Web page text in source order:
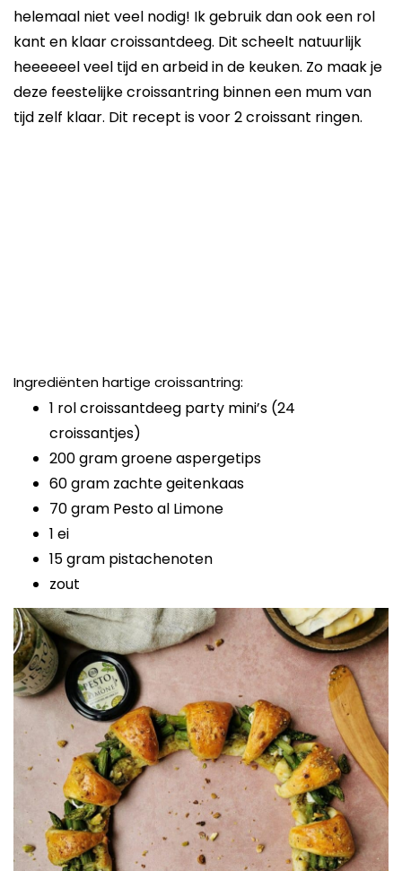
helemaal niet veel nodig! Ik gebruik dan ook een rol
kant en klaar croissantdeeg. Dit scheelt natuurlijk
heeeeeel veel tijd en arbeid in de keuken. Zo maak je
deze feestelijke croissantring binnen een mum van
tijd zelf klaar. Dit recept is voor 2 croissant ringen.
Ingrediënten hartige croissantring:
1 rol croissantdeeg party mini’s (24
croissantjes)
200 gram groene aspergetips
60 gram zachte geitenkaas
70 gram Pesto al Limone
1 ei
15 gram pistachenoten
zout